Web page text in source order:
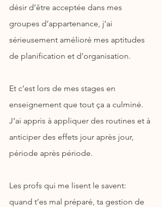
désir d’être acceptée dans mes
groupes d’appartenance, j’ai
sérieusement amélioré mes aptitudes
de planification et d’organisation.
Et c’est lors de mes stages en
enseignement que tout ça a culminé.
J’ai appris à appliquer des routines et à
anticiper des effets jour après jour,
période après période.
Les profs qui me lisent le savent:
quand t’es mal préparé, ta gestion de